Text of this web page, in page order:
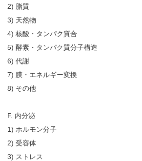
2) 脂質
3) 天然物
4) 核酸・タンパク質合
5) 酵素・タンパク質分子構造
6) 代謝
7) 膜・エネルギー変換
8) その他
F. 内分泌
1) ホルモン分子
2) 受容体
3) ストレス